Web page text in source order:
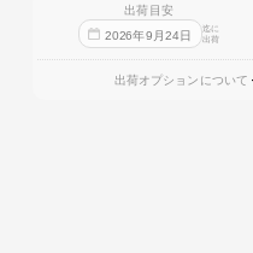
出荷目安
2026年9 月24日
迄に
出荷
出荷オプションについて